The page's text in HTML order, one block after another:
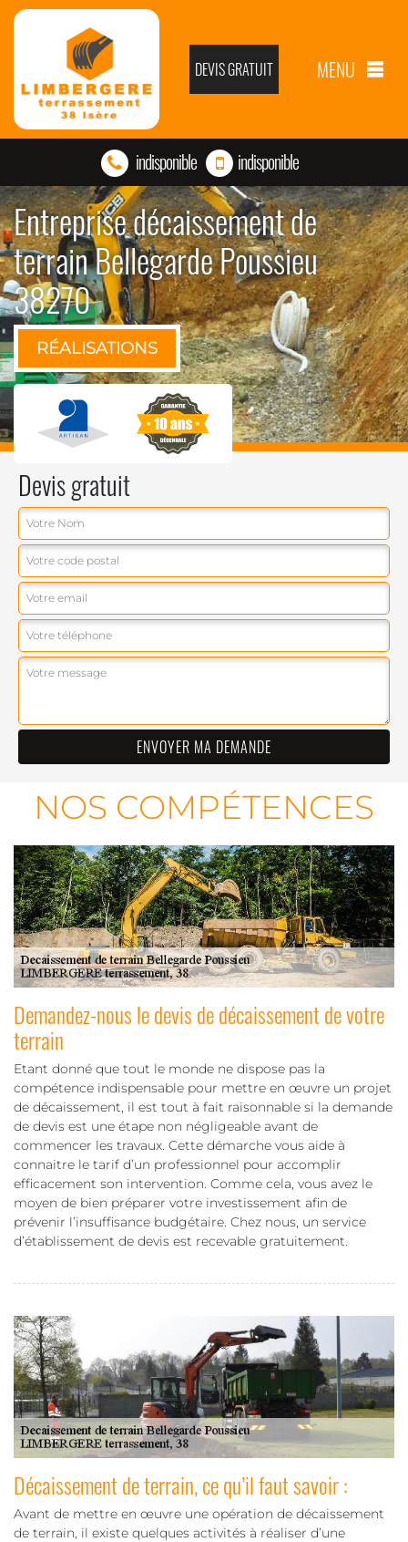
DEVIS GRATUIT MENU
indisponible indisponible
Entreprise décaissement de
terrain Bellegarde Poussieu
38270
RÉALISATIONS
Devis gratuit
NOS COMPÉTENCES
Demandez-nous le devis de décaissement de votre
terrain
Etant donné que tout le monde ne dispose pas la
compétence indispensable pour mettre en œuvre un projet
de décaissement, il est tout à fait raisonnable si la demande
de devis est une étape non négligeable avant de
commencer les travaux. Cette démarche vous aide à
connaitre le tarif d’un professionnel pour accomplir
efficacement son intervention. Comme cela, vous avez le
moyen de bien préparer votre investissement afin de
prévenir l’insuffisance budgétaire. Chez nous, un service
d’établissement de devis est recevable gratuitement.
Décaissement de terrain, ce qu’il faut savoir :
Avant de mettre en œuvre une opération de décaissement
de terrain, il existe quelques activités à réaliser d’une